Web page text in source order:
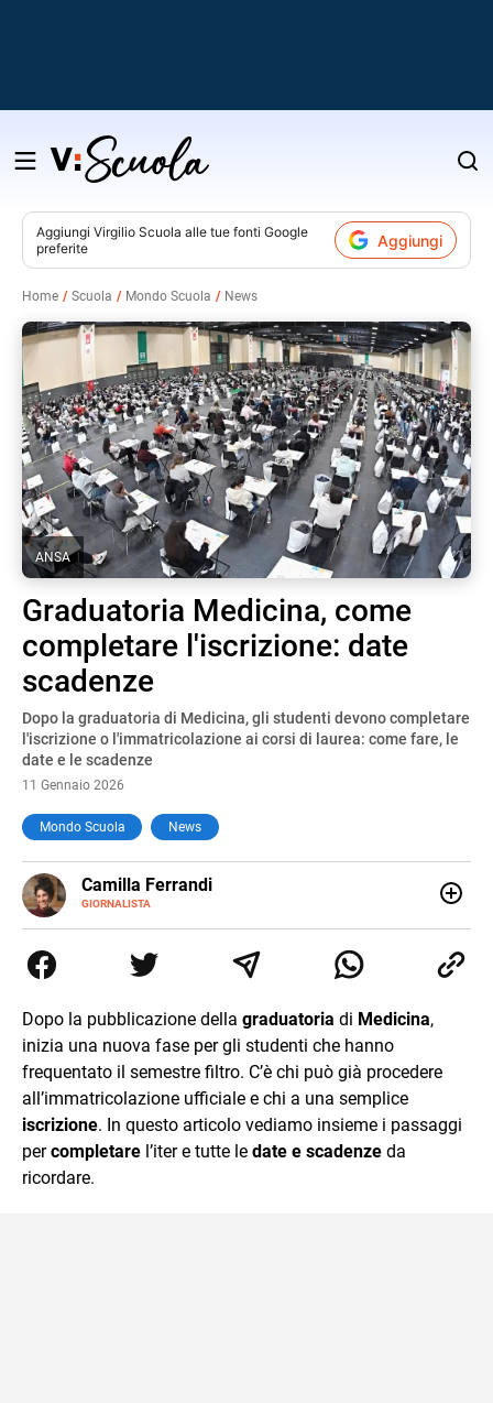
Salta
contenuto
Aggiungi Virgilio Scuola alle tue fonti Google
preferite
Aggiungi
Home Scuola Mondo Scuola News
ANSA
Graduatoria Medicina, come
completare l'iscrizione: date
scadenze
Dopo la graduatoria di Medicina, gli studenti devono completare
l'iscrizione o l'immatricolazione ai corsi di laurea: come fare, le
date e le scadenze
11 Gennaio 2026
Mondo Scuola News
Camilla Ferrandi
GIORNALISTA
E-
MAIL
LINKEDIN
di trasformare la passione per la scrittura in un lavoro, e
da lì non mi sono più fermata. L’attualità è il mio pane
mente.
Dopo la pubblicazione della graduatoria di Medicina,
inizia una nuova fase per gli studenti che hanno
frequentato il semestre filtro. C’è chi può già procedere
all’immatricolazione ufficiale e chi a una semplice
iscrizione. In questo articolo vediamo insieme i passaggi
percompletare l’iter e tutte le date e scadenze da
ricordare.